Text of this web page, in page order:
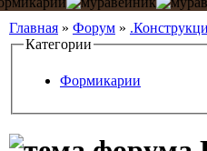
Главная » Форум »
Категории
Формикарии